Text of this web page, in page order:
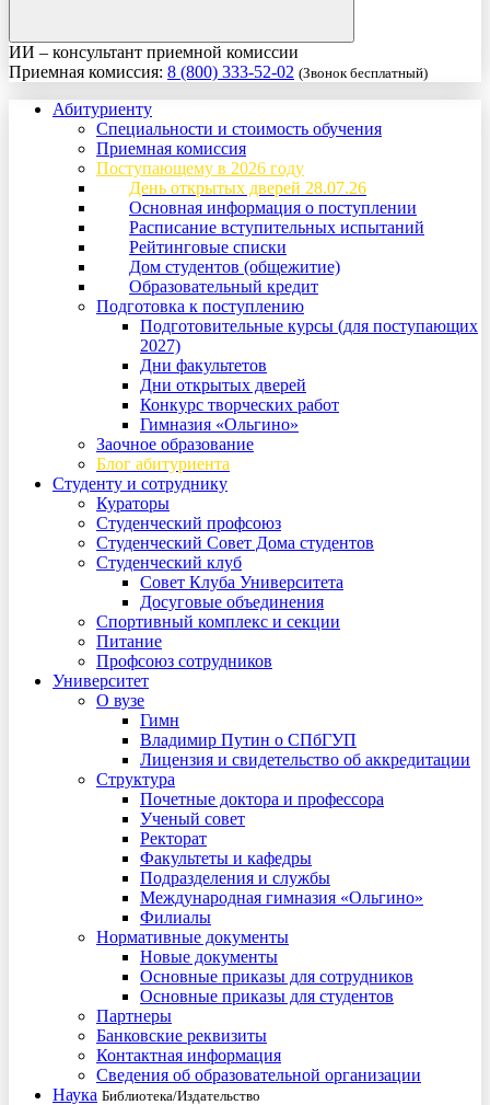
ИИ – консультант приемной комиссии
Приемная комиссия: 8 (800) 333-52-02 (Звонок бесплатный)
Абитуриенту
Специальности и стоимость обучения
Приемная комиссия
Поступающему в 2026 году
День открытых дверей 28.07.26
Основная информация о поступлении
Расписание вступительных испытаний
Рейтинговые списки
Дом студентов (общежитие)
Образовательный кредит
Подготовка к поступлению
Подготовительные курсы (для поступающих
2027)
Дни факультетов
Дни открытых дверей
Конкурс творческих работ
Гимназия «Ольгино»
Заочное образование
Блог абитуриента
Студенту и сотруднику
Кураторы
Студенческий профсоюз
Студенческий Совет Дома студентов
Студенческий клуб
Совет Клуба Университета
Досуговые объединения
Спортивный комплекс и секции
Питание
Профсоюз сотрудников
Университет
О вузе
Гимн
Владимир Путин о СПбГУП
Лицензия и свидетельство об аккредитации
Структура
Почетные доктора и профессора
Ученый совет
Ректорат
Факультеты и кафедры
Подразделения и службы
Международная гимназия «Ольгино»
Филиалы
Нормативные документы
Новые документы
Основные приказы для сотрудников
Основные приказы для студентов
Партнеры
Банковские реквизиты
Контактная информация
Сведения об образовательной организации
Наука Библиотека/Издательство